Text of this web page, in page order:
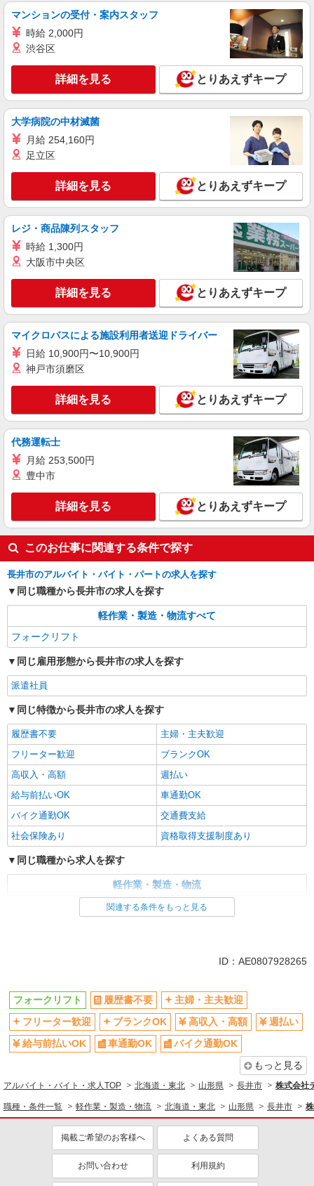
マンションの受付・案内スタッフ
時給 2,000円
渋谷区
詳細を見る とりあえずキープ
大学病院の中材滅菌
月給 254,160円
足立区
詳細を見る とりあえずキープ
レジ・商品陳列スタッフ
時給 1,300円
大阪市中央区
詳細を見る とりあえずキープ
マイクロバスによる施設利用者送迎ドライバー
日給 10,900円〜10,900円
神戸市須磨区
詳細を見る とりあえずキープ
代務運転士
月給 253,500円
豊中市
詳細を見る とりあえずキープ
このお仕事に関連する条件で探す
長井市のアルバイト・バイト・パートの求人を探す
同じ職種から長井市の求人を探す
軽作業・製造・物流すべて
フォークリフト
同じ雇用形態から長井市の求人を探す
派遣社員
同じ特徴から長井市の求人を探す
履歴書不要
主婦・主夫歓迎
フリーター歓迎
ブランクOK
高収入・高額
週払い
給与前払いOK
車通勤OK
バイク通勤OK
交通費支給
社会保険あり
資格取得支援制度あり
同じ職種から求人を探す
軽作業・製造・物流
関連する条件をもっと見る
ID：AE0807928265
フォークリフト 履歴書不要
主婦・主夫歓迎
フリーター歓迎
ブランクOK 高収入・高額
週払い
給与前払いOK
車通勤OK
バイク通勤OK
もっと見る
アルバイト・バイト・求人TOP 北海道・東北 山形県 長井市 株式会社
職種・条件一覧 軽作業・製造・物流 北海道・東北 山形県 長井市
掲載ご希望のお客様へ よくある質問
お問い合わせ 利用規約